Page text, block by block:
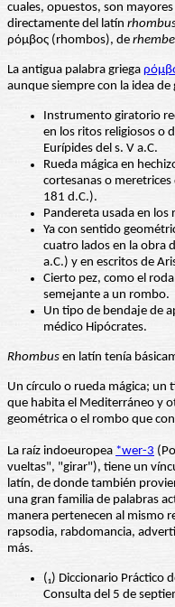
cuales, opuestos, son
directamente del latín
ρόμβος (rhombos), de
La antigua palabra griega
aunque siempre con la idea de
Instrumento giratorio
en los ritos religiosos o
Eurípides del s. V a.C.
Rueda mágica en
cortesanas o
181 d.C.).
Pandereta usada en los
Ya con sentido
cuatro lados en la obra
a.C.) y en escritos de
Cierto pez, como el
semejante a un rombo.
Un tipo de bendaje de
médico Hipócrates.
Rhombus en latín tenía
Un círculo o rueda mágica; un
que habita el Mediterráneo y
geométrica o el rombo que
La raíz indoeuropea *wer-3
vueltas", "girar"), tiene un
latín, de donde también
una gran familia de palabras
manera pertenecen al mismo
rapsodia, rabdomancia,
más.
(₁) Diccionario Práctico
Consulta del 5 de